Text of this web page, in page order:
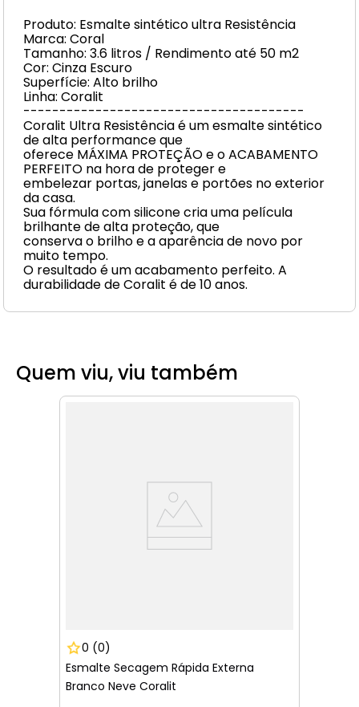
Produto: Esmalte sintético ultra Resistência
Marca: Coral
Tamanho: 3.6 litros / Rendimento até 50 m2
Cor: Cinza Escuro
Superfície: Alto brilho
Linha: Coralit
---------------------------------------
Coralit Ultra Resistência é um esmalte sintético
de alta performance que
oferece MÁXIMA PROTEÇÃO e o ACABAMENTO
PERFEITO na hora de proteger e
embelezar portas, janelas e portões no exterior
da casa.
Sua fórmula com silicone cria uma película
brilhante de alta proteção, que
conserva o brilho e a aparência de novo por
muito tempo.
O resultado é um acabamento perfeito. A
durabilidade de Coralit é de 10 anos.
Quem viu, viu também
0 (0)
Esmalte Secagem Rápida Externa
Branco Neve Coralit